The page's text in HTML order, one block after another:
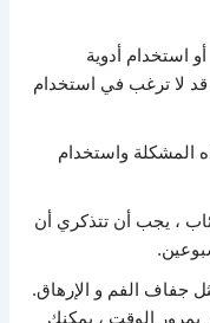
استخدام أدوية
قد لا ترغب في استخدام
المشكلة واستخدام
، يجب أن تتذكري أن
جفاف الفم و الإرهاق.
بمرور الوقت ، يمكنك